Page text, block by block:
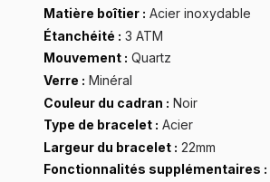
Matière boîtier : Acier inoxydable
Étanchéité : 3 ATM
Mouvement : Quartz
Verre : Minéral
Couleur du cadran : Noir
Type de bracelet : Acier
Largeur du bracelet : 22mm
Fonctionnalités supplémentaires :